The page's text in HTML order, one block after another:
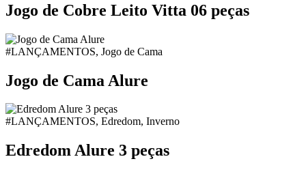
Jogo de Cobre Leito Vitta 06 peças
#LANÇAMENTOS, Jogo de Cama
Jogo de Cama Alure
#LANÇAMENTOS, Edredom, Inverno
Edredom Alure 3 peças